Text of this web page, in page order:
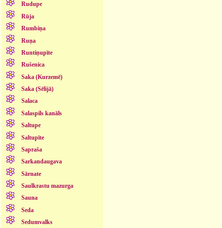
Rudupe
Rūja
Rumbiņa
Ruņa
Runtiņupīte
Rušenica
Saka (Kurzemē)
Saka (Sēlijā)
Salaca
Salaspils kanāls
Saltupe
Saltupīte
Sapraša
Sarkandaugava
Sārnate
Saulkrastu mazurga
Sauna
Seda
Sedumvalks